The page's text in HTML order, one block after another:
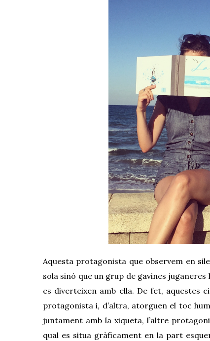
Aquesta protagonista que observem en
sola sinó que un grup de gavines juganeres
es diverteixen amb ella. De fet, aquestes
protagonista i, d’altra, atorguen el toc
juntament amb la xiqueta, l’altre
qual es situa gràficament en la part